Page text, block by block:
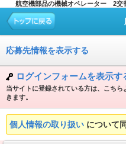
航空機部品の機械オペレーター 2
応募先情報を表示する
ログインフォームを表示す
当サイトに登録されている方は、こち
きます。
個人情報の取り扱い について